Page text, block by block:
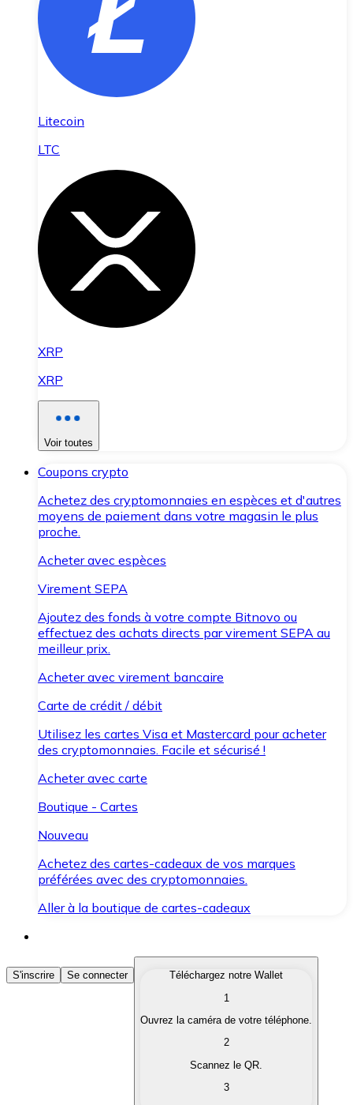
Litecoin
LTC
XRP
XRP
Voir toutes
Coupons crypto
Achetez des cryptomonnaies en espèces et d'autres
moyens de paiement dans votre magasin le plus
proche.
Acheter avec espèces
Virement SEPA
Ajoutez des fonds à votre compte Bitnovo ou
effectuez des achats directs par virement SEPA au
meilleur prix.
Acheter avec virement bancaire
Carte de crédit / débit
Utilisez les cartes Visa et Mastercard pour acheter
des cryptomonnaies. Facile et sécurisé !
Acheter avec carte
Boutique - Cartes
Nouveau
Achetez des cartes-cadeaux de vos marques
préférées avec des cryptomonnaies.
Aller à la boutique de cartes-cadeaux
Acheter des Cryptomonnaies
Achetez les cryptomonnaies qui vous intéressent
Convertissez vos cryptomonnaies en monnaie
S'inscrire Se connecter
Téléchargez notre Wallet
1
Ouvrez la caméra de votre téléphone.
2
Scannez le QR.
3